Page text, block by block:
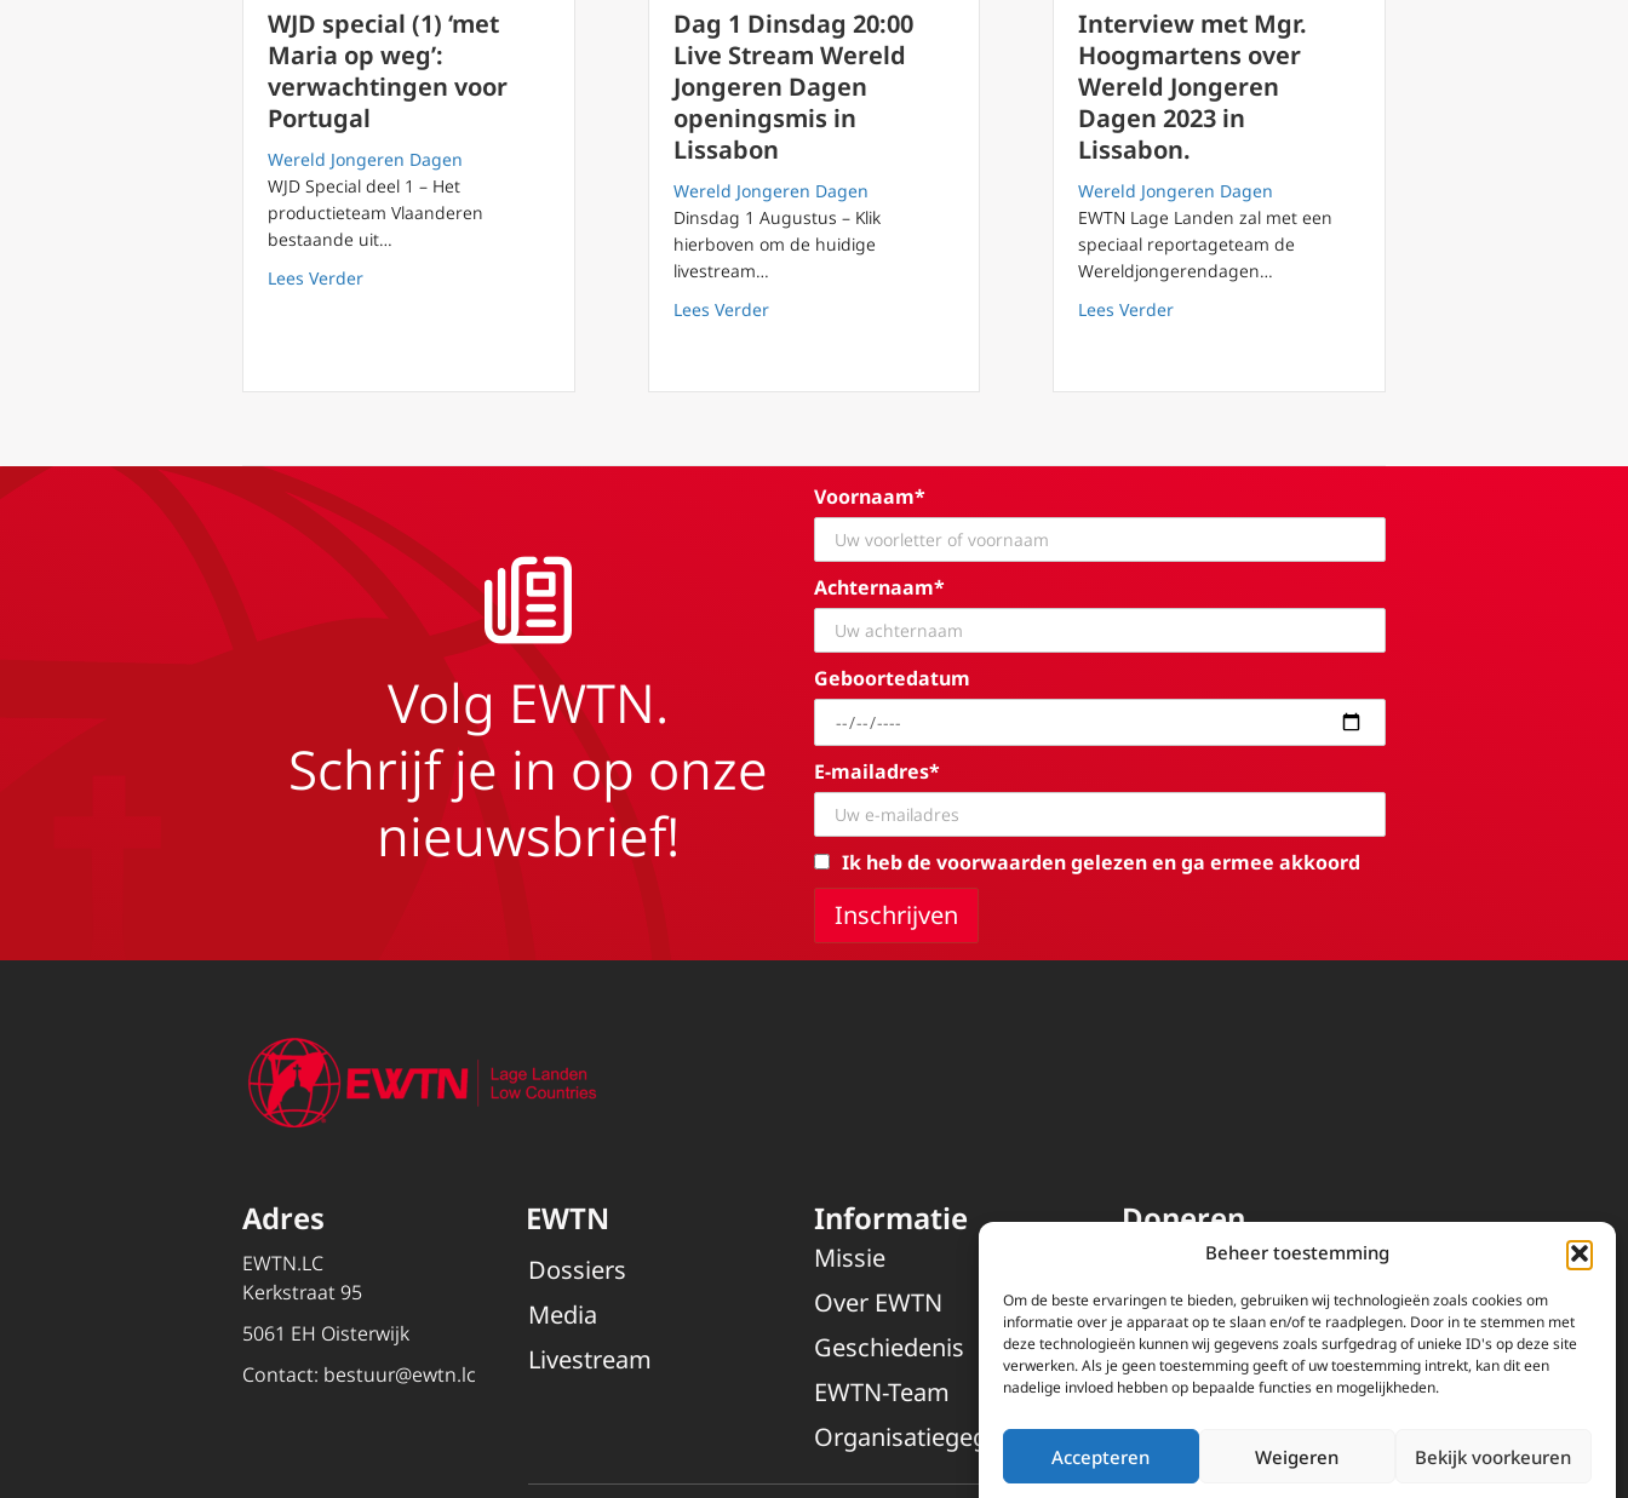
Beheer toestemming
Om de beste ervaringen te bieden, gebruiken wij technologieën zoals cookies om
informatie over je apparaat op te slaan en/of te raadplegen. Door in te stemmen met
deze technologieën kunnen wij gegevens zoals surfgedrag of unieke ID's op deze site
verwerken. Als je geen toestemming geeft of uw toestemming intrekt, kan dit een
nadelige invloed hebben op bepaalde functies en mogelijkheden.
Accepteren Weigeren Bekijk voorkeuren
WJD special (1) ‘met
Maria op weg’:
verwachtingen voor
Portugal
Wereld Jongeren Dagen
WJD Special deel 1 – Het
productieteam Vlaanderen
bestaande uit…
Lees Verderabout WJD special (1) ‘met Maria op weg’: verwachtingen voor Portugal
Dag 1 Dinsdag 20:00
Live Stream Wereld
Jongeren Dagen
openingsmis in
Lissabon
Wereld Jongeren Dagen
Dinsdag 1 Augustus – Klik
hierboven om de huidige
livestream…
Lees Verderabout Dag 1 Dinsdag 20:00 Live Stream Wereld Jongeren Dagen openingsmis in Lissabon
Interview met Mgr.
Hoogmartens over
Wereld Jongeren
Dagen 2023 in
Lissabon.
Wereld Jongeren Dagen
EWTN Lage Landen zal met een
speciaal reportageteam de
Wereldjongerendagen…
Lees Verderabout Interview met Mgr. Hoogmartens over Wereld
Volg EWTN.
Schrijf je in op onze
nieuwsbrief!
Voornaam*
Achternaam*
Geboortedatum
E-mailadres*
Ik heb de voorwaarden gelezen en ga ermee akkoord
Adres
EWTN.LC
Kerkstraat 95
5061 EH Oisterwijk
Contact: bestuur@ewtn.lc
EWTN
Dossiers
Media
Livestream
Informatie
Missie
Over EWTN
Geschiedenis
EWTN-Team
Organisatiegegevens
Doneren
EWTN wordt uitsluitend
gefinancierd door uw donaties.
Wij ontvangen bewust geen
advertentie-inkomsten of
kerkelijke financiele
Doneren